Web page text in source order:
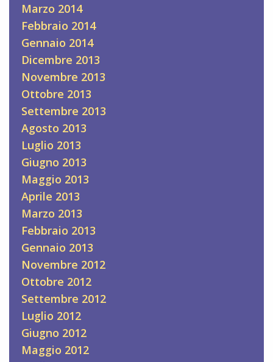
Marzo 2014
Febbraio 2014
Gennaio 2014
Dicembre 2013
Novembre 2013
Ottobre 2013
Settembre 2013
Agosto 2013
Luglio 2013
Giugno 2013
Maggio 2013
Aprile 2013
Marzo 2013
Febbraio 2013
Gennaio 2013
Novembre 2012
Ottobre 2012
Settembre 2012
Luglio 2012
Giugno 2012
Maggio 2012